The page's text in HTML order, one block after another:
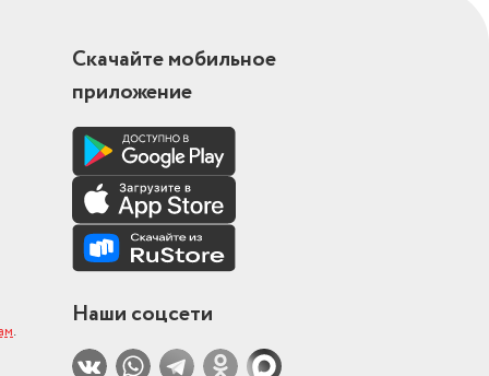
.
Скачайте мобильное
приложение
Наши соцсети